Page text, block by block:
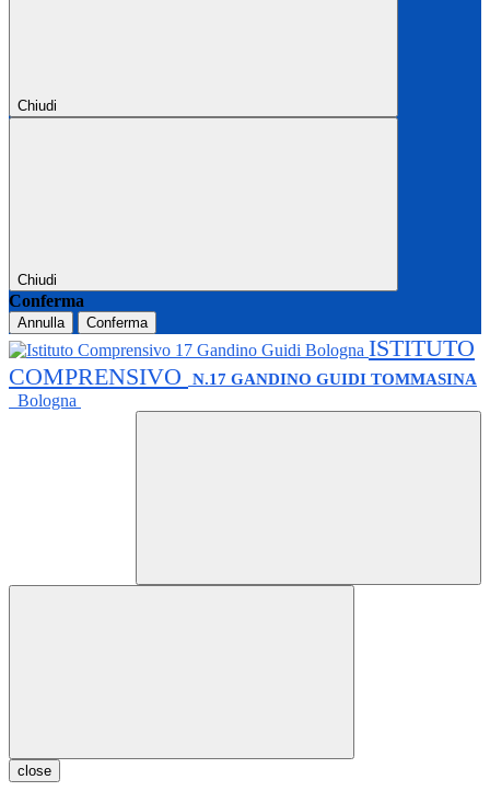
Chiudi
Chiudi
Conferma
Annulla Conferma
ISTITUTO
COMPRENSIVO
N.17 GANDINO GUIDI TOMMASINA
Bologna
close